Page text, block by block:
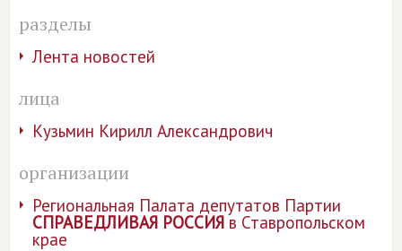
разделы
Лента новостей
лица
Кузьмин Кирилл Александрович
организации
Региональная Палата депутатов Партии
СПРАВЕДЛИВАЯ РОССИЯв Ставропольском
крае